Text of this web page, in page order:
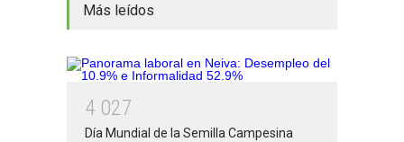
Más leídos
4 027
Día Mundial de la Semilla Campesina